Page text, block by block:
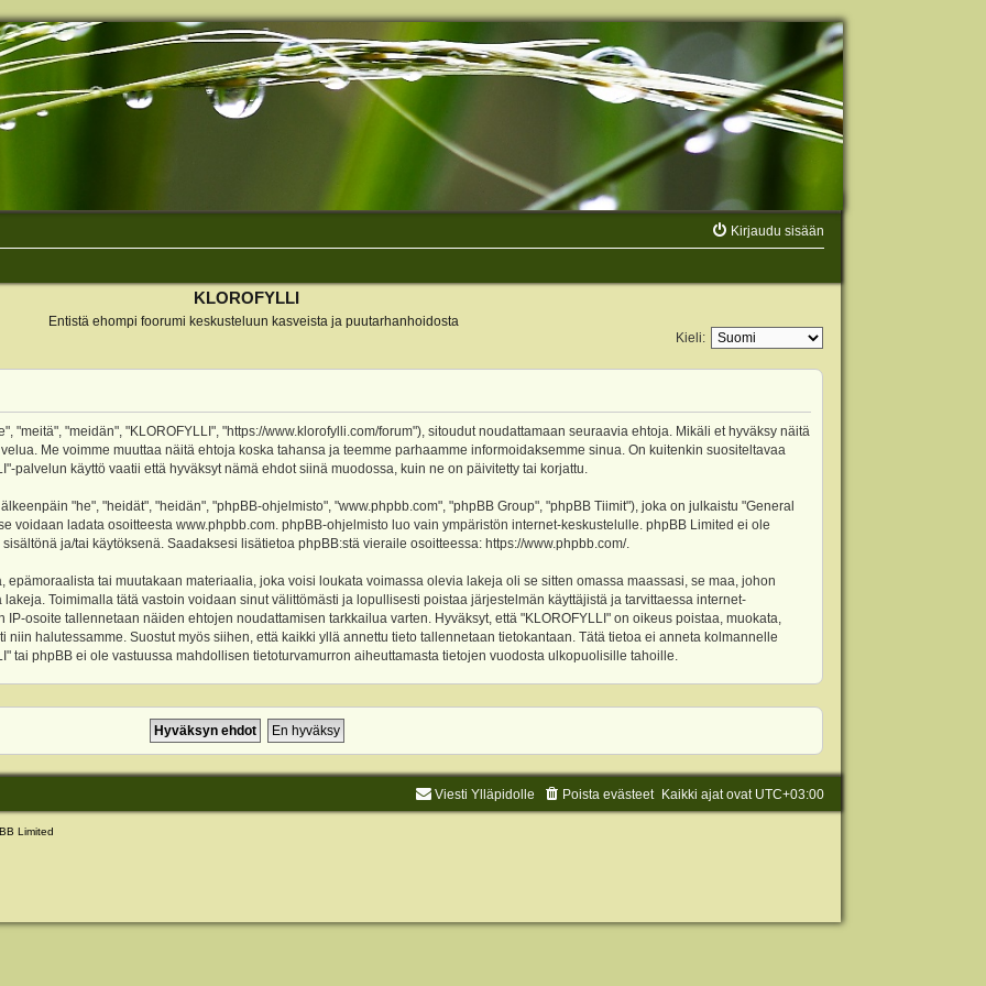
Kirjaudu sisään
KLOROFYLLI
Entistä ehompi foorumi keskusteluun kasveista ja puutarhanhoidosta
Kieli:
"meitä", "meidän", "KLOROFYLLI", "https://www.klorofylli.com/forum"), sitoudut noudattamaan seuraavia ehtoja. Mikäli et hyväksy näitä
Me voimme muuttaa näitä ehtoja koska tahansa ja teemme parhaamme informoidaksemme sinua. On kuitenkin suositeltavaa
palvelun käyttö vaatii että hyväksyt nämä ehdot siinä muodossa, kuin ne on päivitetty tai korjattu.
"he", "heidät", "heidän", "phpBB-ohjelmisto", "www.phpbb.com", "phpBB Group", "phpBB Tiimit"), joka on julkaistu "General
voidaan ladata osoitteesta www.phpbb.com. phpBB-ohjelmisto luo vain ympäristön internet-keskustelulle. phpBB Limited ei ole
ja/tai käytöksenä. Saadaksesi lisätietoa phpBB:stä vieraile osoitteessa: https://www.phpbb.com/.
tai muutakaan materiaalia, joka voisi loukata voimassa olevia lakeja oli se sitten omassa maassasi, se maa, johon
Toimimalla tätä vastoin voidaan sinut välittömästi ja lopullisesti poistaa järjestelmän käyttäjistä ja tarvittaessa internet-
osoite tallennetaan näiden ehtojen noudattamisen tarkkailua varten. Hyväksyt, että "KLOROFYLLI" on oikeus poistaa, muokata,
halutessamme. Suostut myös siihen, että kaikki yllä annettu tieto tallennetaan tietokantaan. Tätä tietoa ei anneta kolmannelle
tai phpBB ei ole vastuussa mahdollisen tietoturvamurron aiheuttamasta tietojen vuodosta ulkopuolisille tahoille.
Kaikki ajat ovat UTC+03:00
Poista evästeet
Viesti Ylläpidolle
Limited